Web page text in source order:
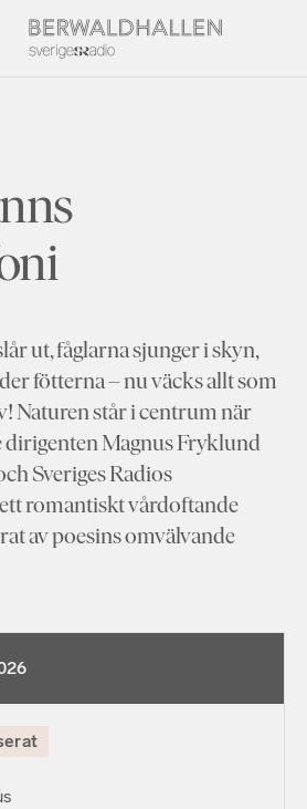
ut, fåglarna sjunger i skyn,
fötterna – nu väcks allt som
Naturen står i centrum när
Magnus Fryklund
Sveriges Radios
romantiskt vårdoftande
av poesins omvälvande